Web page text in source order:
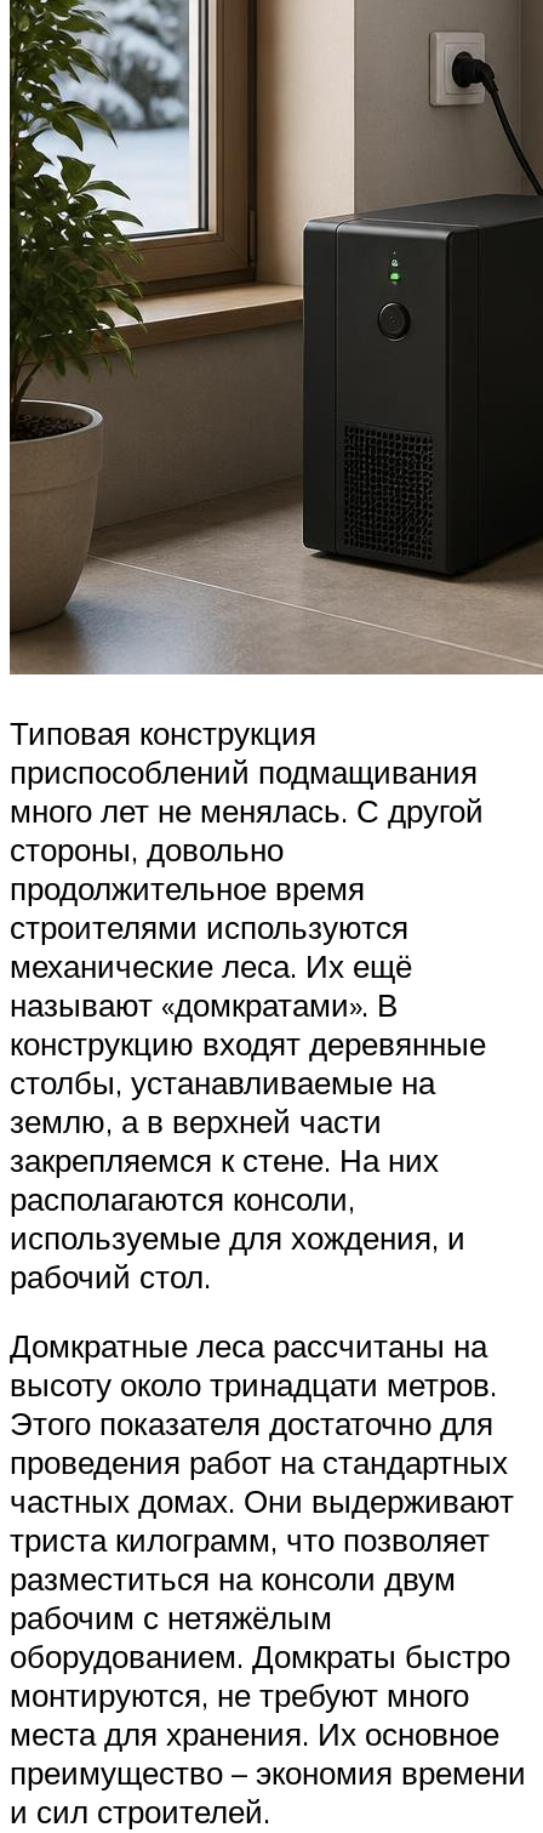
Типовая конструкция
приспособлений подмащивания
много лет не менялась. С другой
стороны, довольно
продолжительное время
строителями используются
механические леса. Их ещё
называют «домкратами». В
конструкцию входят деревянные
столбы, устанавливаемые на
землю, а в верхней части
закрепляемся к стене. На них
располагаются консоли,
используемые для хождения, и
рабочий стол.
Домкратные леса рассчитаны на
высоту около тринадцати метров.
Этого показателя достаточно для
проведения работ на стандартных
частных домах. Они выдерживают
триста килограмм, что позволяет
разместиться на консоли двум
рабочим с нетяжёлым
оборудованием. Домкраты быстро
монтируются, не требуют много
места для хранения. Их основное
преимущество – экономия времени
и сил строителей.